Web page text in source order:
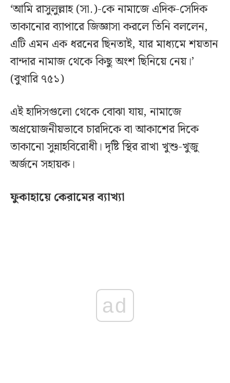
‘আমি রাসুলুল্লাহ (সা.)-কে নামাজে এদিক-সেদিক
তাকানোর ব্যাপারে জিজ্ঞাসা করলে তিনি বললেন,
এটি এমন এক ধরনের ছিনতাই, যার মাধ্যমে শয়তান
বান্দার নামাজ থেকে কিছু অংশ ছিনিয়ে নেয়।’
(বুখারি ৭৫১)
এই হাদিসগুলো থেকে বোঝা যায়, নামাজে
অপ্রয়োজনীয়ভাবে চারদিকে বা আকাশের দিকে
তাকানো সুন্নাহবিরোধী। দৃষ্টি স্থির রাখা খুশু-খুজু
অর্জনে সহায়ক।
ফুকাহায়ে কেরামের ব্যাখ্যা
ad